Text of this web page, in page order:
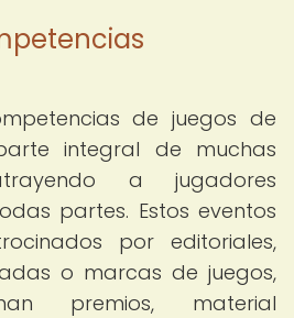
de juegos de
integral de muchas
a jugadores
partes. Estos eventos
por editoriales,
o marcas de juegos,
premios, material